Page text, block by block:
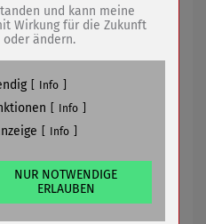
Freibad-Saison
dieser Website (Wenko-
& Co. KG)
Kontaktformular / SPAM
Entscheidungscookie
dieser Website (Wenko-
GmbH & Co. KG)
Einstellungen der Besucher
Speicherung von Cookies.
und kann meine
Wirkung für die Zukunft
ändern.
Info
Info
Info
NUR NOTWENDIGE
ERLAUBEN